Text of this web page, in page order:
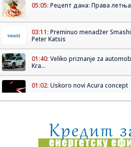
05:05: Рецепт дана: Права
03:11: Preminuo menadžer
Peter Katsis
01:40: Veliko priznanje za
Kra...
01:02: Uskoro novi Acura concept
00:32:Velika zamena kontejnera